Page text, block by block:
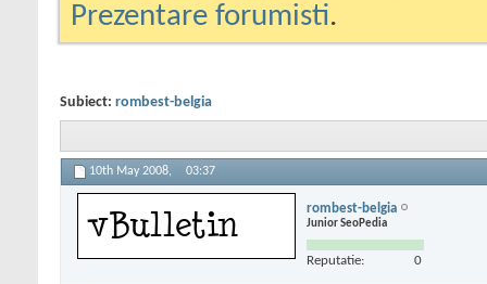
Prezentare forumisti.
Subiect: rombest-belgia
10th May 2008, 03:37
rombest-belgia
Junior SeoPedia
Reputatie: 0